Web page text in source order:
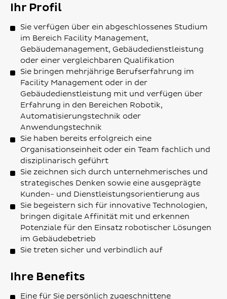
Ihr Profil
Sie verfügen über ein abgeschlossenes Studium
im Bereich Facility Management,
Gebäudemanagement, Gebäudedienstleistung
oder einer vergleichbaren Qualifikation
Sie bringen mehrjährige Berufserfahrung im
Facility Management oder in der
Gebäudedienstleistung mit und verfügen über
Erfahrung in den Bereichen Robotik,
Automatisierungstechnik oder
Anwendungstechnik
Sie haben bereits erfolgreich eine
Organisationseinheit oder ein Team fachlich und
disziplinarisch geführt
Sie zeichnen sich durch unternehmerisches und
strategisches Denken sowie eine ausgeprägte
Kunden- und Dienstleistungsorientierung aus
Sie begeistern sich für innovative Technologien,
bringen digitale Affinität mit und erkennen
Potenziale für den Einsatz robotischer Lösungen
im Gebäudebetrieb
Sie treten sicher und verbindlich auf
Ihre Benefits
Eine für Sie persönlich zugeschnittene